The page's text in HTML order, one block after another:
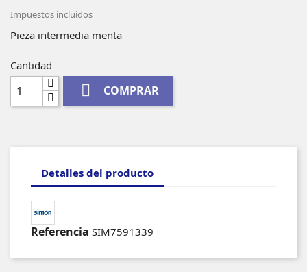
Impuestos incluidos
Pieza intermedia menta
Cantidad
 COMPRAR
Detalles del producto
Referencia SIM7591339